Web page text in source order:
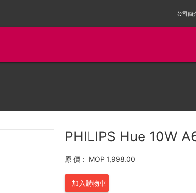
公司簡
PHILIPS Hue 10W
原 價： MOP 1,998.00
加入購物車